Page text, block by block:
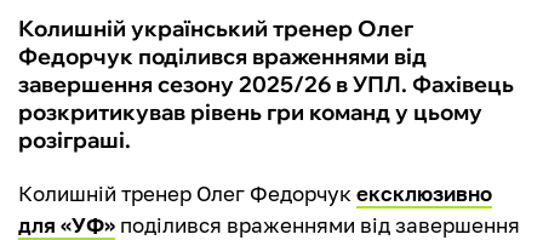
Колишній український тренер Олег
Федорчук поділився враженнями від
завершення сезону 2025/26 в УПЛ. Фахівець
розкритикував рівень гри команд у цьому
розіграші.
Колишній тренер Олег Федорчук ексклюзивно
для «УФ» поділився враженнями від завершення